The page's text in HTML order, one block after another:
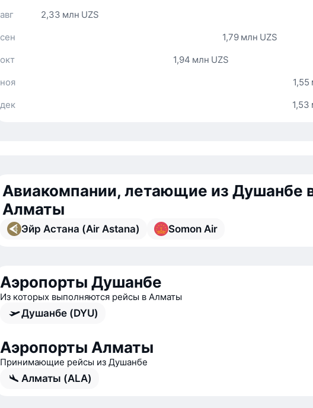
2,33 млн UZS
авг
1,79 млн UZS
сен
1,94 млн UZS
окт
1,55
ноя
1,53
дек
Авиакомпании, летающие из Душанбе
Алматы
Эйр Астана (Air Astana) Somon Air
Аэропорты Душанбе
Из которых выполняются рейсы в Алматы
Душанбе (DYU)
Аэропорты Алматы
Принимающие рейсы из Душанбе
Алматы (ALA)